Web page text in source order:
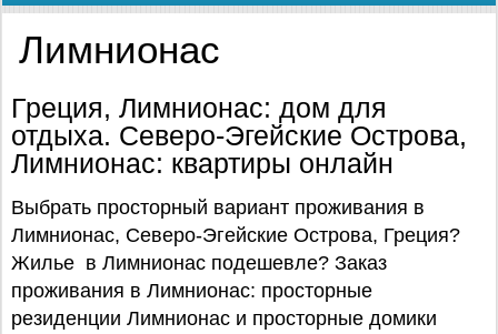
Лимнионас
Греция, Лимнионас: дом для
отдыха. Северо-Эгейские Острова,
Лимнионас: квартиры онлайн
Выбрать просторный вариант проживания в
Лимнионас, Северо-Эгейские Острова, Греция?
Жилье в Лимнионас подешевле? Заказ
проживания в Лимнионас: просторные
резиденции Лимнионас и просторные домики